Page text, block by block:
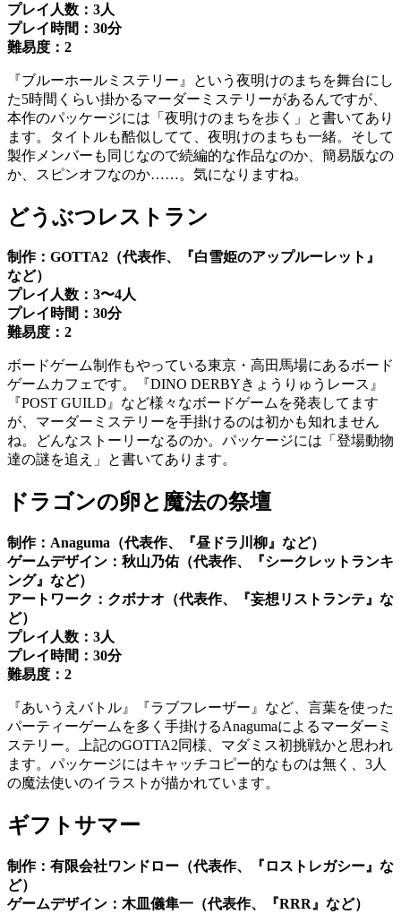
プレイ人数：3人
プレイ時間：30分
難易度：2
『ブルーホールミステリー』という夜明けのまちを舞台にし
た5時間くらい掛かるマーダーミステリーがあるんですが、
本作のパッケージには「夜明けのまちを歩く」と書いてあり
ます。タイトルも酷似してて、夜明けのまちも一緒。そして
製作メンバーも同じなので続編的な作品なのか、簡易版なの
か、スピンオフなのか……。気になりますね。
どうぶつレストラン
制作：GOTTA2（代表作、『白雪姫のアップルーレット』
など）
プレイ人数：3〜4人
プレイ時間：30分
難易度：2
ボードゲーム制作もやっている東京・高田馬場にあるボード
ゲームカフェです。『DINO DERBYきょうりゅうレース』
『POST GUILD』など様々なボードゲームを発表してます
が、マーダーミステリーを手掛けるのは初かも知れません
ね。どんなストーリーなるのか。パッケージには「登場動物
達の謎を追え」と書いてあります。
ドラゴンの卵と魔法の祭壇
制作：Anaguma（代表作、『昼ドラ川柳』など）
ゲームデザイン：秋山乃佑（代表作、『シークレットランキ
ング』など）
アートワーク：クボナオ（代表作、『妄想リストランテ』な
ど）
プレイ人数：3人
プレイ時間：30分
難易度：2
『あいうえバトル』『ラブフレーザー』など、言葉を使った
パーティーゲームを多く手掛けるAnagumaによるマーダーミ
ステリー。上記のGOTTA2同様、マダミス初挑戦かと思われ
ます。パッケージにはキャッチコピー的なものは無く、3人
の魔法使いのイラストが描かれています。
ギフトサマー
制作：有限会社ワンドロー（代表作、『ロストレガシー』な
ど）
ゲームデザイン：木皿儀隼一（代表作、『RRR』など）